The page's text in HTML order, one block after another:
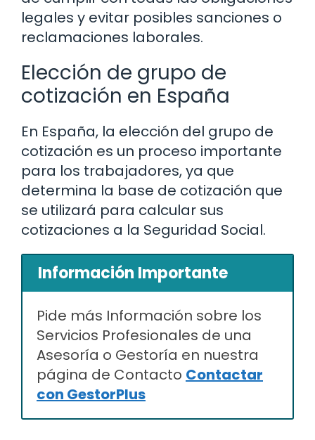
legales y evitar posibles sanciones o
reclamaciones laborales.
Elección de grupo de
cotización en España
En España, la elección del grupo de
cotización es un proceso importante
para los trabajadores, ya que
determina la base de cotización que
se utilizará para calcular sus
cotizaciones a la Seguridad Social.
Información Importante
Pide más Información sobre los
Servicios Profesionales de una
Asesoría o Gestoría en nuestra
página de Contacto Contactar
con GestorPlus